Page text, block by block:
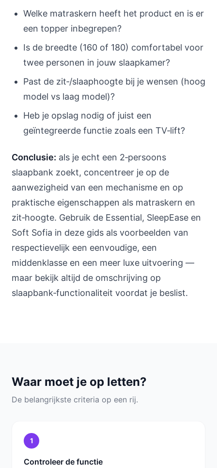
Welke matraskern heeft het product en is er
een topper inbegrepen?
Is de breedte (160 of 180) comfortabel voor
twee personen in jouw slaapkamer?
Past de zit‑/slaaphoogte bij je wensen (hoog
model vs laag model)?
Heb je opslag nodig of juist een
geïntegreerde functie zoals een TV‑lift?
Conclusie: als je echt een 2‑persoons
slaapbank zoekt, concentreer je op de
aanwezigheid van een mechanisme en op
praktische eigenschappen als matraskern en
zit‑hoogte. Gebruik de Essential, SleepEase en
Soft Sofia in deze gids als voorbeelden van
respectievelijk een eenvoudige, een
middenklasse en een meer luxe uitvoering —
maar bekijk altijd de omschrijving op
slaapbank‑functionaliteit voordat je beslist.
Waar moet je op letten?
De belangrijkste criteria op een rij.
1
Controleer de functie